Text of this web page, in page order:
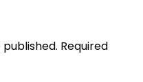
Required